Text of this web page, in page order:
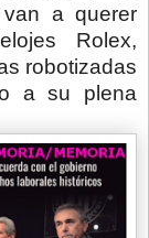
van a querer
Rolex,
robotizadas
a su plena